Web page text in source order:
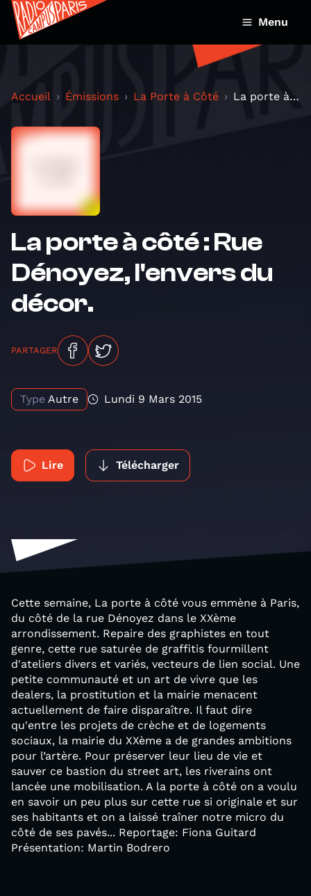
Menu
Accueil Émissions La Porte à Côté La porte à côté : Rue Dénoyez, l'envers du décor.
La porte à côté : Rue
Dénoyez, l'envers du
décor.
PARTAGER
Type Autre Lundi 9 Mars 2015
Lire Télécharger
Cette semaine, La porte à côté vous emmène à Paris,
du côté de la rue Dénoyez dans le XXème
arrondissement. Repaire des graphistes en tout
genre, cette rue saturée de graffitis fourmillent
d'ateliers divers et variés, vecteurs de lien social. Une
petite communauté et un art de vivre que les
dealers, la prostitution et la mairie menacent
actuellement de faire disparaître. Il faut dire
qu'entre les projets de crèche et de logements
sociaux, la mairie du XXème a de grandes ambitions
pour l’artère. Pour préserver leur lieu de vie et
sauver ce bastion du street art, les riverains ont
lancée une mobilisation. A la porte à côté on a voulu
en savoir un peu plus sur cette rue si originale et sur
ses habitants et on a laissé traîner notre micro du
côté de ses pavés... Reportage: Fiona Guitard
Présentation: Martin Bodrero